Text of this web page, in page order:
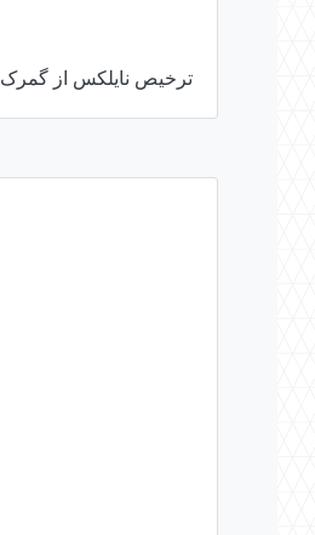
ترخیص نایلکس از گمرک